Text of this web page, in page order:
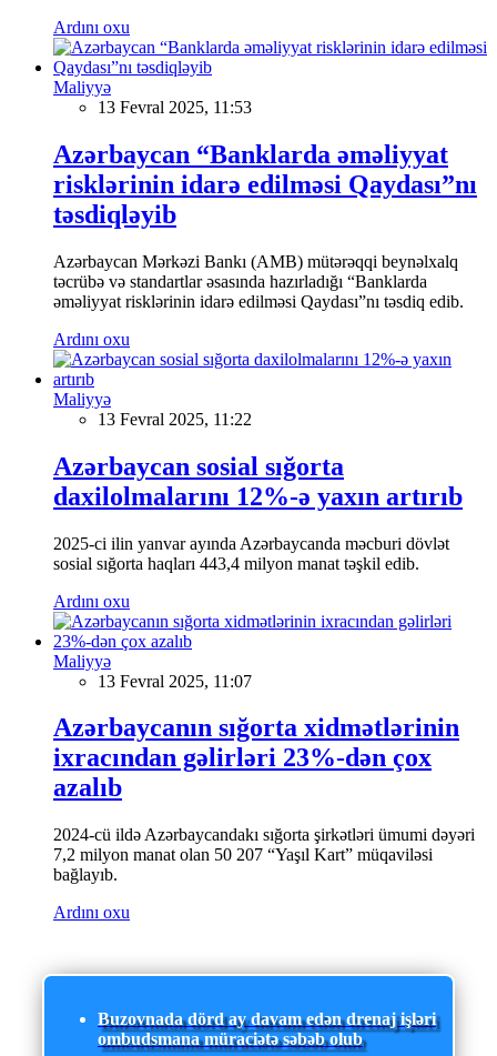
Ardını oxu
Maliyyə
13 Fevral 2025, 11:53
Azərbaycan “Banklarda əməliyyat
risklərinin idarə edilməsi Qaydası”nı
təsdiqləyib
Azərbaycan Mərkəzi Bankı (AMB) mütərəqqi beynəlxalq
təcrübə və standartlar əsasında hazırladığı “Banklarda
əməliyyat risklərinin idarə edilməsi Qaydası”nı təsdiq edib.
Ardını oxu
Maliyyə
13 Fevral 2025, 11:22
Azərbaycan sosial sığorta
daxilolmalarını 12%-ə yaxın artırıb
2025-ci ilin yanvar ayında Azərbaycanda məcburi dövlət
sosial sığorta haqları 443,4 milyon manat təşkil edib.
Ardını oxu
Maliyyə
13 Fevral 2025, 11:07
Azərbaycanın sığorta xidmətlərinin
ixracından gəlirləri 23%-dən çox
azalıb
2024-cü ildə Azərbaycandakı sığorta şirkətləri ümumi dəyəri
7,2 milyon manat olan 50 207 “Yaşıl Kart” müqaviləsi
bağlayıb.
Ardını oxu
Buzovnada dörd ay davam edən drenaj işləri
ombudsmana müraciətə səbəb olub